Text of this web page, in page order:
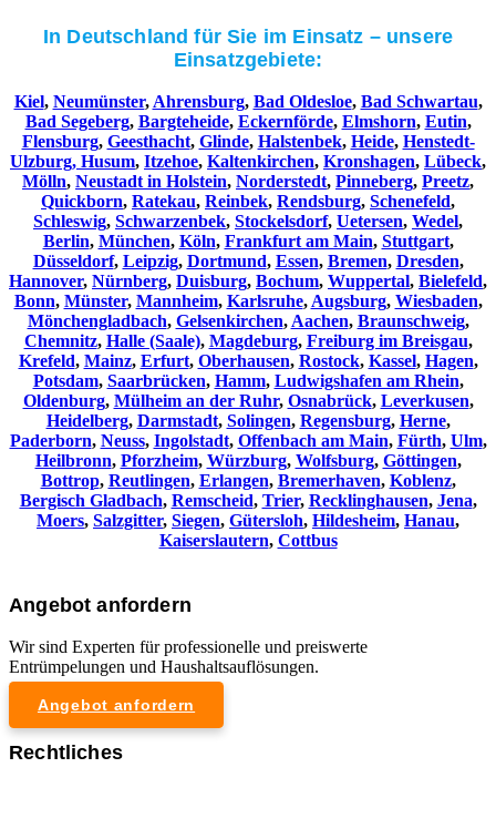
In Deutschland für Sie im Einsatz – unsere
Einsatzgebiete:
Kiel, Neumünster, Ahrensburg, Bad Oldesloe, Bad Schwartau,
Bad Segeberg, Bargteheide, Eckernförde, Elmshorn, Eutin,
Flensburg, Geesthacht, Glinde, Halstenbek, Heide, Henstedt-
Ulzburg, Husum, Itzehoe, Kaltenkirchen, Kronshagen, Lübeck,
Mölln, Neustadt in Holstein, Norderstedt, Pinneberg, Preetz,
Quickborn, Ratekau, Reinbek, Rendsburg, Schenefeld,
Schleswig, Schwarzenbek, Stockelsdorf, Uetersen, Wedel,
Berlin, München, Köln, Frankfurt am Main, Stuttgart,
Düsseldorf, Leipzig, Dortmund, Essen, Bremen, Dresden,
Hannover, Nürnberg, Duisburg, Bochum, Wuppertal, Bielefeld,
Bonn, Münster, Mannheim, Karlsruhe, Augsburg, Wiesbaden,
Mönchengladbach, Gelsenkirchen, Aachen, Braunschweig,
Chemnitz⁠, Halle (Saale), Magdeburg, Freiburg im Breisgau,
Krefeld, Mainz, Erfurt, Oberhausen, Rostock, Kassel, Hagen,
Potsdam, Saarbrücken, Hamm, Ludwigshafen am Rhein,
Oldenburg, Mülheim an der Ruhr, Osnabrück, Leverkusen,
Heidelberg, Darmstadt, Solingen, Regensburg, Herne,
Paderborn, Neuss, Ingolstadt, Offenbach am Main, Fürth, Ulm,
Heilbronn, Pforzheim, Würzburg, Wolfsburg, Göttingen,
Bottrop, Reutlingen, Erlangen, Bremerhaven, Koblenz,
Bergisch Gladbach, Remscheid, Trier, Recklinghausen, Jena,
Moers, Salzgitter, Siegen, Gütersloh, Hildesheim, Hanau,
Kaiserslautern, Cottbus
Angebot anfordern
Wir sind Experten für professionelle und preiswerte
Entrümpelungen und Haushaltsauflösungen.
Angebot anfordern
Rechtliches